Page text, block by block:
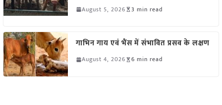
August 5, 2026 3 min read
गाभिन गाय एवं भैंस में संभावित प्रसव के लक्षण
August 4, 2026 6 min read